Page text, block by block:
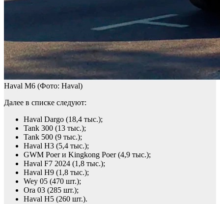
Haval M6 (Фото: Haval)
Далее в списке следуют:
Haval Dargo (18,4 тыс.);
Tank 300 (13 тыс.);
Tank 500 (9 тыс.);
Haval H3 (5,4 тыс.);
GWM Poer и Kingkong Poer (4,9 тыс.);
Haval F7 2024 (1,8 тыс.);
Haval H9 (1,8 тыс.);
Wey 05 (470 шт.);
Ora 03 (285 шт.);
Haval H5 (260 шт.).